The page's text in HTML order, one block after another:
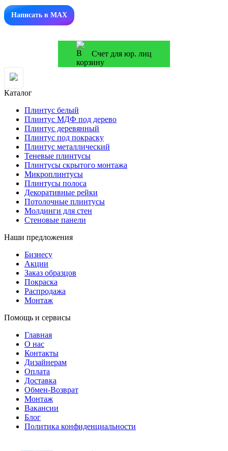
Написать в MAX
Счет для юр. лиц
Каталог
Плинтус белый
Плинтус МДФ под дерево
Плинтус деревянный
Плинтус под покраску
Плинтус металлический
Теневые плинтусы
Плинтусы скрытого монтажа
Микроплинтусы
Плинтусы полоса
Декоративные рейки
Потолочные плинтусы
Молдинги для стен
Стеновые панели
Наши предложения
Бизнесу
Акции
Заказ образцов
Покраска
Распродажа
Монтаж
Помощь и сервисы
Главная
О нас
Контакты
Дизайнерам
Оплата
Доставка
Обмен-Возврат
Монтаж
Вакансии
Блог
Политика конфиденциальности